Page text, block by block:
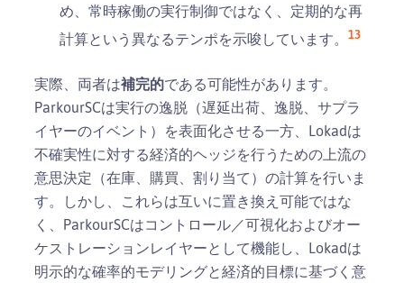
め、常時稼働の実行制御ではなく、定期的な再
計算という異なるテンポを示唆しています。 13
実際、両者は補完的である可能性があります。
ParkourSCは実行の逸脱（遅延出荷、逸脱、サプラ
イヤーのイベント）を表面化させる一方、Lokadは
不確実性に対する経済的ヘッジを行うための上流の
意思決定（在庫、購買、割り当て）の計算を行いま
す。しかし、これらは互いに置き換え可能ではな
く、ParkourSCはコントロール／可視化およびオー
ケストレーションレイヤーとして機能し、Lokadは
明示的な確率的モデリングと経済的目標に基づく意